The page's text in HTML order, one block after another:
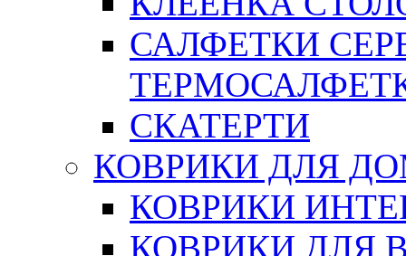
САЛФЕТКИ
СКАТЕРТИ
КОВРИКИ ДЛЯ
КОВРИКИ
КОВРИКИ ДЛЯ